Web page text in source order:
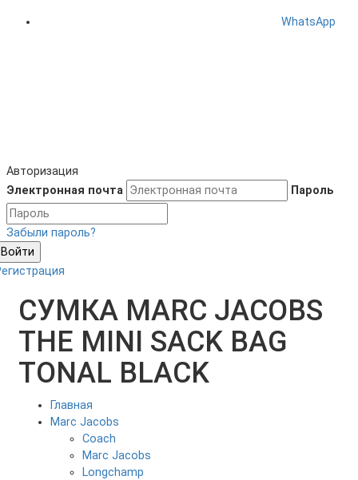
WhatsApp
Авторизация
Электронная почта
Пароль
Забыли пароль?
Войти
СУМКА MARC JACOBS
THE MINI SACK BAG
TONAL BLACK
Главная
Marc Jacobs
Coach
Marc Jacobs
Longchamp